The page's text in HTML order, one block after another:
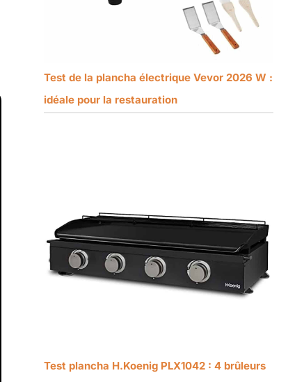
Test de la plancha électrique Vevor 2026 W :
idéale pour la restauration
Test plancha H.Koenig PLX1042 : 4 brûleurs